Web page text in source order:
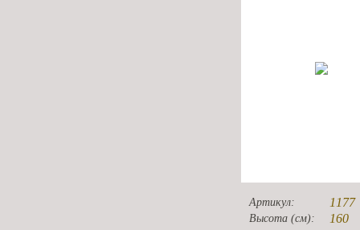
Артикул: 1177
Высота (см): 160